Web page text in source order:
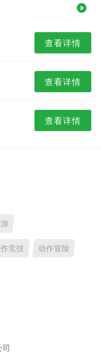
查看详情
查看详情
查看详情
竞技 动作冒险